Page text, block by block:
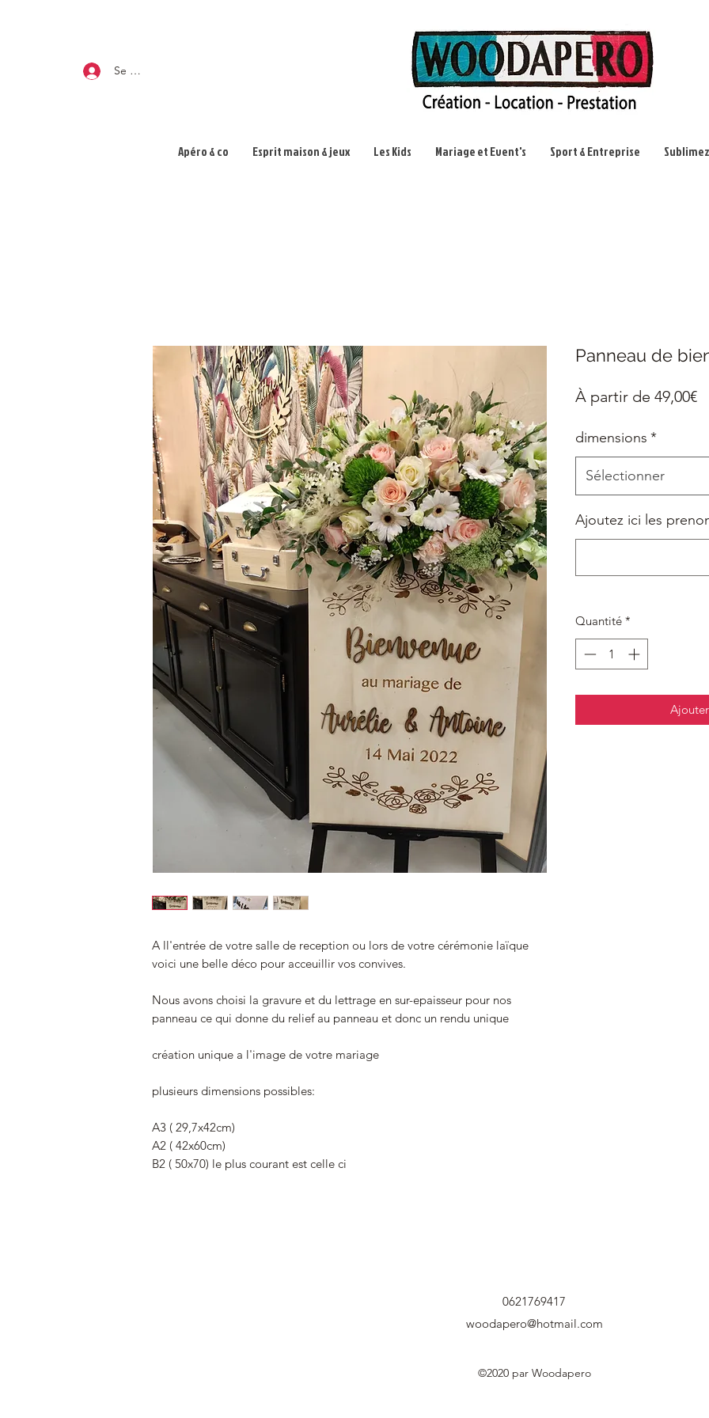
Se connecter
Apéro & co Esprit maison & jeux Les Kids Mariage et Event's Sport & Entreprise
A ll'entrée de votre salle de reception ou lors de votre cérémonie laïque
voici une belle déco pour acceuillir vos convives.
Nous avons choisi la gravure et du lettrage en sur-epaisseur pour nos
panneau ce qui donne du relief au panneau et donc un rendu unique
création unique a l'image de votre mariage
plusieurs dimensions possibles:
A3 ( 29,7x42cm)
A2 ( 42x60cm)
B2 ( 50x70) le plus courant est celle ci
Panneau de
À partir de 49,00€
dimensions *
Sélectionner
Ajoutez ici les
Quantité *
0621769417
woodapero@hotmail.com
©2020 par Woodapero